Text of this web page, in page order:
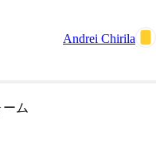
Andrei Chirila
ム